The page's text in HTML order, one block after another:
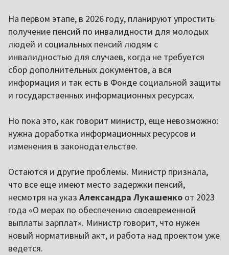
На первом этапе, в 2026 году, планируют упростить
получение пенсий по инвалидности для молодых
людей и социальных пенсий людям с
инвалидностью для случаев, когда не требуется
сбор дополнительных документов, а вся
информация и так есть в Фонде социальной защиты
и государственных информационных ресурсах.
Но пока это, как говорит министр, еще невозможно:
нужна доработка информационных ресурсов и
изменения в законодательстве.
Остаются и другие проблемы. Министр признала,
что все еще имеют место задержки пенсий,
несмотря на указ Александра Лукашенко от 2023
года «О мерах по обеспечению своевременной
выплаты зарплат». Министр говорит, что нужен
новый нормативный акт, и работа над проектом уже
ведется.